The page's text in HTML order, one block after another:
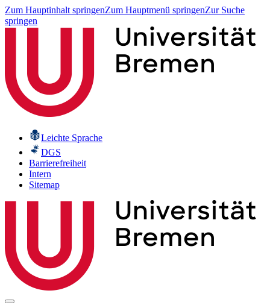
Zum Hauptinhalt springenZum Hauptmenü springenZur Suche
springen
Leichte Sprache
DGS
Barrierefreiheit
Intern
Sitemap